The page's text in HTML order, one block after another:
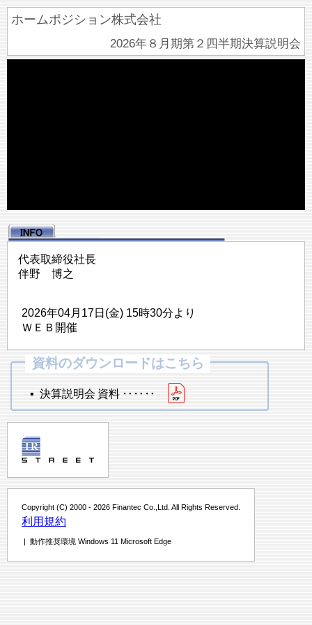
ホームポジション株式会社
2026年８月期第２四半期決算説明会
代表取締役社長
伴野 博之
2026年04月17日(金) 15時30分より
ＷＥＢ開催
▪ 決算説明会 資料 ‥‥‥
Copyright (C) 2000 - 2026 Finantec Co.,Ltd. All Rights Reserved.
利用規約
| 動作推奨環境 Windows 11 Microsoft Edge